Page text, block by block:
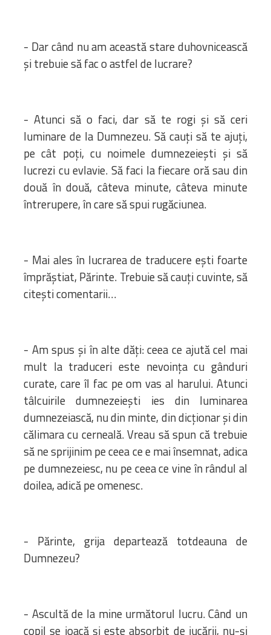
- Dar când nu am această stare duhovnicească
şi trebuie să fac o astfel de lucrare?
- Atunci să o faci, dar să te rogi şi să ceri
luminare de la Dumnezeu. Să cauţi să te ajuţi,
pe cât poţi, cu noimele dumnezeieşti şi să
lucrezi cu evlavie. Să faci la fiecare oră sau din
două în două, câteva minute, câteva minute
întrerupere, în care să spui rugăciunea.
- Mai ales în lucrarea de traducere eşti foarte
împrăştiat, Părinte. Trebuie să cauţi cuvinte, să
citeşti comentarii…
- Am spus şi în alte dăţi: ceea ce ajută cel mai
mult la traduceri este nevoinţa cu gânduri
curate, care îl fac pe om vas al harului. Atunci
tâlcuirile dumnezeieşti ies din luminarea
dumnezeiască, nu din minte, din dicţionar şi din
călimara cu cerneală. Vreau să spun că trebuie
să ne sprijinim pe ceea ce e mai însemnat, adica
pe dumnezeiesc, nu pe ceea ce vine în rândul al
doilea, adică pe omenesc.
- Părinte, grija departează totdeauna de
Dumnezeu?
- Ascultă de la mine următorul lucru. Când un
copil se joacă şi este absorbit de jucării, nu-şi